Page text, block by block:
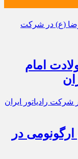
امام
در